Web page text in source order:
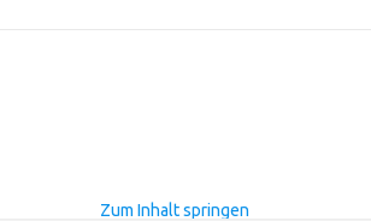
Zum Inhalt springen